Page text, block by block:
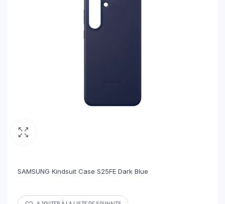
SAMSUNG Kindsuit Case S25FE Dark Blue